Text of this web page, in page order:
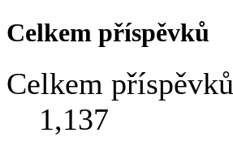
Celkem příspěvků
Celkem příspěvků
1,137